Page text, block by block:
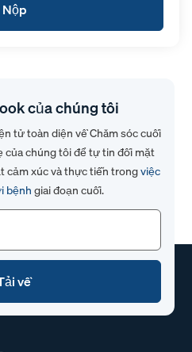
của chúng tôi
tử toàn diện về Chăm sóc cuối
của chúng tôi để tự tin đối mặt
cảm xúc và thực tiễn trongviệc
bệnh giai đoạn cuối.